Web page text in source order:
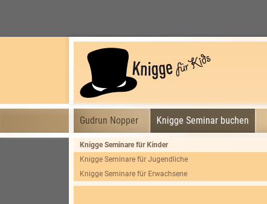
Gudrun Nopper Knigge Seminar buchen
Knigge Seminare für Kinder
Knigge Seminare für Jugendliche
Knigge Seminare für Erwachsene